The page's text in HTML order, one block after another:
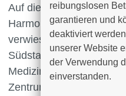
Auf die dringend
Harmonisierung,
verwies der
Südstadt Rostock,
Medizintechnik werden
Zentrum an beiden
reibungslosen
garantieren und
deaktiviert
unserer Website
der Verwendung
einverstanden.